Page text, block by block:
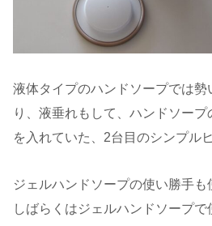
液体タイプのハンドソープでは勢
り、液垂れもして、ハンドソー
を入れていた、2台目のシンプル
ジェルハンドソープの使い勝手も
しばらくはジェルハンドソープで